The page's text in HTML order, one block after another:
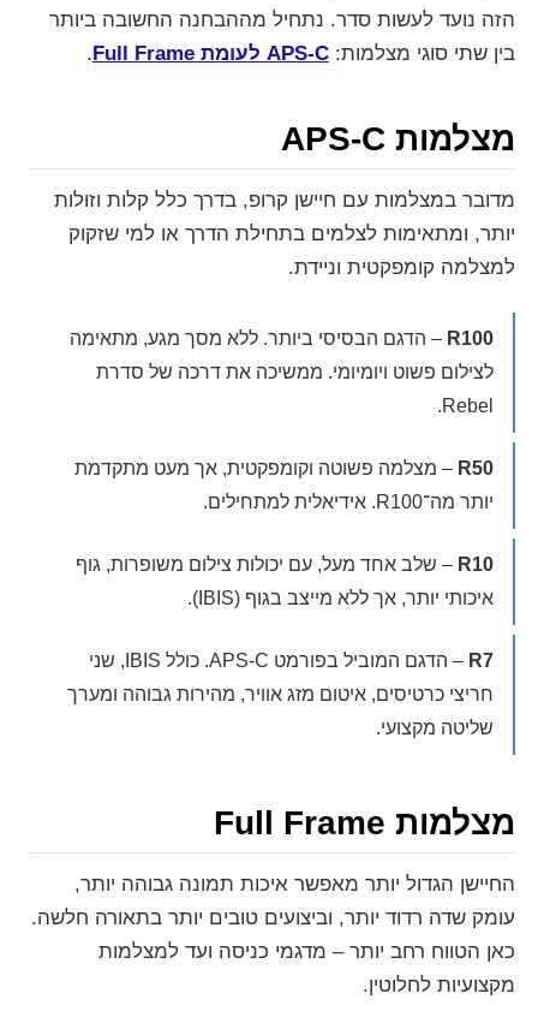
הזה נועד לעשות סדר. נתחיל מההבחנה החשובה ביותר
בין שתי סוגי מצלמות:APS-C לעומת Full Frame .
מצלמות APS-C
מדובר במצלמות עם חיישן קרופ, בדרך כלל קלות וזולות
יותר, ומתאימות לצלמים בתחילת הדרך או למי שזקוק
למצלמה קומפקטית וניידת.
R100 – הדגם הבסיסי ביותר. ללא מסך מגע, מתאימה
לצילום פשוט ויומיומי. ממשיכה את דרכה של סדרת
Rebel.
R50 – מצלמה פשוטה וקומפקטית, אך מעט מתקדמת
יותר מה־R100. אידיאלית למתחילים.
R10 – שלב אחד מעל, עם יכולות צילום משופרות, גוף
איכותי יותר, אך ללא מייצב בגוף (IBIS).
R7
– הדגם המוביל בפורמט APS-C. כולל IBIS, שני
חריצי כרטיסים, איטום מזג אוויר, מהירות גבוהה ומערך
שליטה מקצועי.
מצלמות Full Frame
החיישן הגדול יותר מאפשר איכות תמונה גבוהה יותר,
עומק שדה רדוד יותר, וביצועים טובים יותר בתאורה חלשה.
כאן הטווח רחב יותר – מדגמי כניסה ועד למצלמות
מקצועיות לחלוטין.